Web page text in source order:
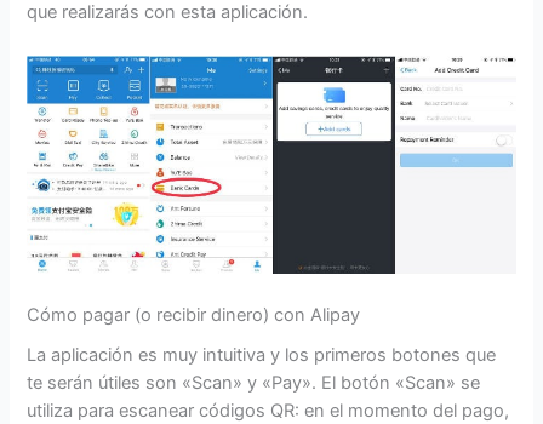
que realizarás con esta aplicación.
Cómo pagar (o recibir dinero) con Alipay
La aplicación es muy intuitiva y los primeros botones que
te serán útiles son «Scan» y «Pay». El botón «Scan» se
utiliza para escanear códigos QR: en el momento del pago,